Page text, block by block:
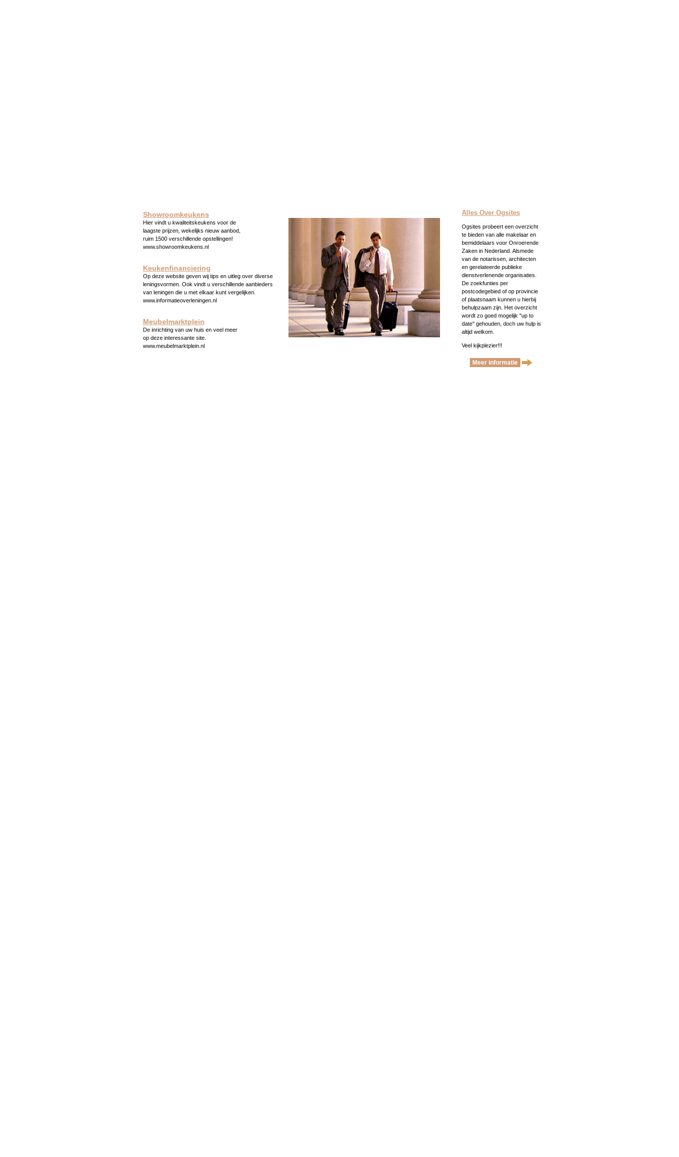
Showroomkeukens
Hier vindt u kwaliteitskeukens voor de
laagste prijzen, wekelijks nieuw aanbod,
ruim 1500 verschillende opstellingen!
www.showroomkeukens.nl
Keukenfinanciering
Op deze website geven wij tips en uitleg over diverse
leningsvormen. Ook vindt u verschillende aanbieders
van leningen die u met elkaar kunt vergelijken.
www.informatieoverleningen.nl
Meubelmarktplein
De inrichting van uw huis en veel meer
op deze interessante site.
www.meubelmarktplein.nl
Alles Over Ogsites
Ogsites probeert een overzicht
te bieden van alle makelaar en
bemiddelaars voor Onroerende
Zaken in Nederland. Alsmede
van de notarissen, architecten
en gerelateerde publieke
dienstverlenende organisaties.
De zoekfunties per
postcodegebied of op provincie
of plaatsnaam kunnen u hierbij
behulpzaam zijn. Het overzicht
wordt zo goed mogelijk ''up to
date'' gehouden, doch uw hulp is
altijd welkom.
Veel kijkplezier!!!
Meer informatie